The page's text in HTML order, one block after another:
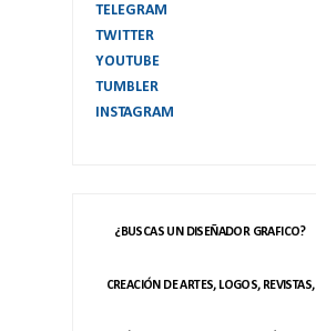
TELEGRAM
TWITTER
YOUTUBE
TUMBLER
INSTAGRAM
¿BUSCAS UN DISEÑADOR GRAFICO?
CREACIÓN DE ARTES, LOGOS, REVISTAS,